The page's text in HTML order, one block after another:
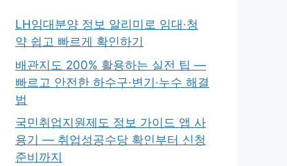
LH임대분양 정보 알리미로 임대·청
약 쉽고 빠르게 확인하기
배관지도 200% 활용하는 실전 팁 —
빠르고 안전한 하수구·변기·누수 해결
법
국민취업지원제도 정보 가이드 앱 사
용기 — 취업성공수당 확인부터 신청
준비까지